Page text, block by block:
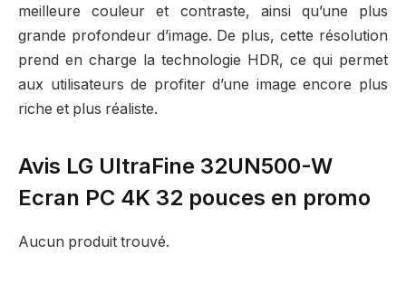
meilleure couleur et contraste, ainsi qu’une plus
grande profondeur d’image. De plus, cette résolution
prend en charge la technologie HDR, ce qui permet
aux utilisateurs de profiter d’une image encore plus
riche et plus réaliste.
Avis LG UltraFine 32UN500-W
Ecran PC 4K 32 pouces en promo
Aucun produit trouvé.